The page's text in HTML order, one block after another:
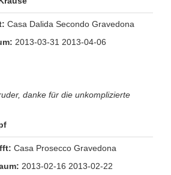
Casa Dalida Secondo Gravedona
2013-03-31 2013-04-06
danke für die unkomplizierte
Casa Prosecco Gravedona
2013-02-16 2013-02-22